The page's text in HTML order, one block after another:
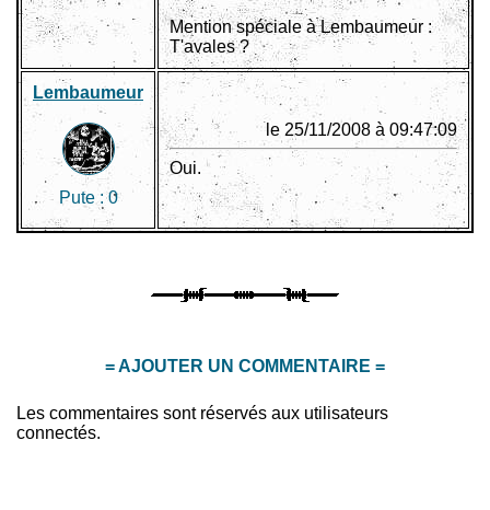
Mention spéciale à Lembaumeur :
T'avales ?
Lembaumeur
Pute :0
le 25/11/2008 à 09:47:09
Oui.
= AJOUTER UN COMMENTAIRE =
Les commentaires sont réservés aux utilisateurs
connectés.